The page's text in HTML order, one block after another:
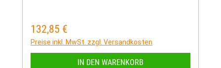
Regulärer Preis:
132,85 €
Preise inkl. MwSt. zzgl. Versandkosten
IN DEN WARENKORB